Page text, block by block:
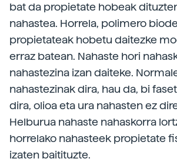
bat da propietate hobeak
nahastea. Horrela, polimero
propietateak hobetu daitezke
erraz batean. Nahaste hori
nahastezina izan daiteke.
nahastezinak dira, hau da, bi
dira, olioa eta ura nahasten ez
Helburua nahaste nahaskorra
horrelako nahasteek propietate
izaten baitituzte.